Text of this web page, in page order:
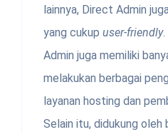
lainnya, Direct Admin
yang cukup user-friendly
Admin juga memiliki
melakukan berbagai
layanan hosting dan
Selain itu, didukung oleh